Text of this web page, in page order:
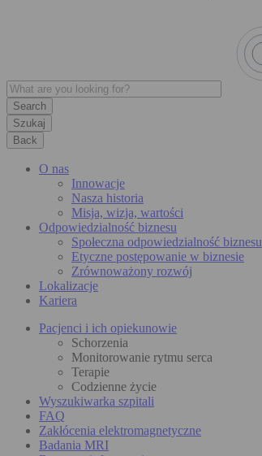
Szukaj
Back
O nas
Innowacje
Nasza historia
Misja, wizja, wartości
Odpowiedzialność biznesu
Społeczna odpowiedzialność biznesu
Etyczne postępowanie w biznesie
Zrównoważony rozwój
Lokalizacje
Kariera
Pacjenci i ich opiekunowie
Schorzenia
Monitorowanie rytmu serca
Terapie
Codzienne życie
Wyszukiwarka szpitali
FAQ
Zakłócenia elektromagnetyczne
Badania MRI